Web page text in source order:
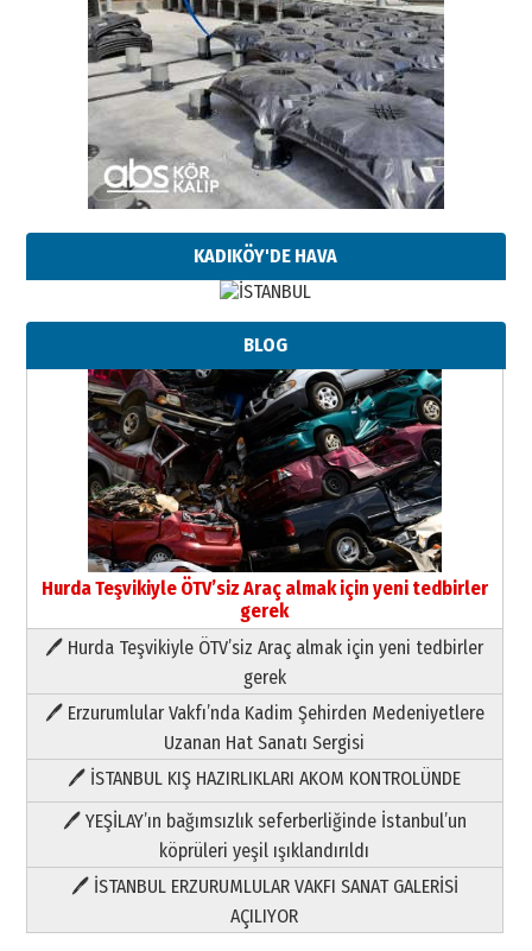
KADIKÖY'DE HAVA
BLOG
Hurda Teşvikiyle ÖTV’siz Araç almak için yeni tedbirler
gerek
🖊 Hurda Teşvikiyle ÖTV’siz Araç almak için yeni tedbirler
gerek
🖊 Erzurumlular Vakfı’nda Kadim Şehirden Medeniyetlere
Uzanan Hat Sanatı Sergisi
🖊 İSTANBUL KIŞ HAZIRLIKLARI AKOM KONTROLÜNDE
🖊 YEŞİLAY’ın bağımsızlık seferberliğinde İstanbul’un
köprüleri yeşil ışıklandırıldı
🖊 İSTANBUL ERZURUMLULAR VAKFI SANAT GALERİSİ
AÇILIYOR
Paranın Aile Kültüründeki Yeri
03 Ağustos 2026 Pazartesi
Yıldırım Gündoğdu
HAVVA’NIN ÜÇ KIZI
09 Temmuz 2026 Perşembe
Yusuf POLAT
Şampiyonluk Sebahattin Şirin’e